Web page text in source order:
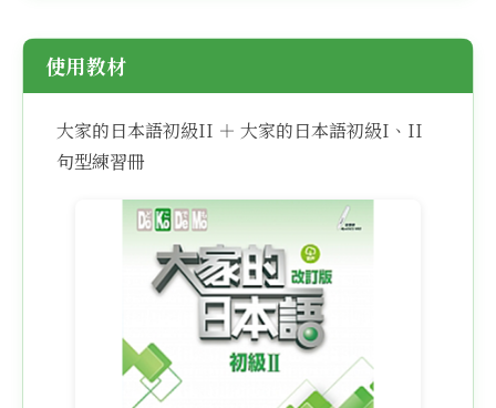
使用教材
大家的日本語初級II ＋ 大家的日本語初級I、II
句型練習冊